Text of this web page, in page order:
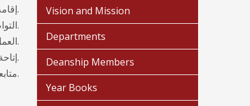
إقامة ندوات ولقاءات وأيام توعوية للطلبة المتوقع تخرجهم عن التوظيف وسوق العمل والية عمل السيرة الذاتية و المقابلات.
التواصل مع جهات التوظيف المختلفة وتعريفهم بمواصفات الخريج لتوفير فرص عمل مناسبة له.
العمل على إقامة نادي للخريجين ليضم كل خريجي الجامعة من مختلف الأفواج والتخصصات.
إتاحة الفرصة للخريجين القدامى المتميزين بأعمالهم في سوق العمل لعرض قصص نجاحاتهم خلال لقاءات دورية.
متابعة أوضاع الخريجين في مواقع عملهم وتزويدهم بأخر الأخبار عن الجامعة.
Vision and Mission
Departments
Deanship Members
Year Books